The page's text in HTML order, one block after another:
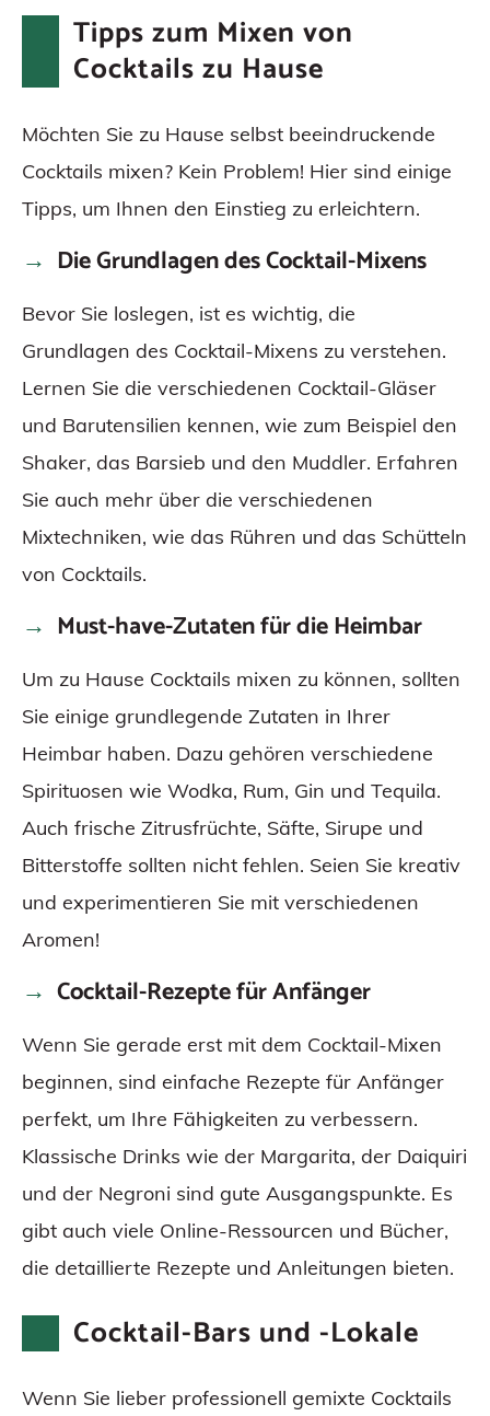
Tipps zum Mixen von
Cocktails zu Hause
Möchten Sie zu Hause selbst beeindruckende
Cocktails mixen? Kein Problem! Hier sind einige
Tipps, um Ihnen den Einstieg zu erleichtern.
Die Grundlagen des Cocktail-Mixens
Bevor Sie loslegen, ist es wichtig, die
Grundlagen des Cocktail-Mixens zu verstehen.
Lernen Sie die verschiedenen Cocktail-Gläser
und Barutensilien kennen, wie zum Beispiel den
Shaker, das Barsieb und den Muddler. Erfahren
Sie auch mehr über die verschiedenen
Mixtechniken, wie das Rühren und das Schütteln
von Cocktails.
Must-have-Zutaten für die Heimbar
Um zu Hause Cocktails mixen zu können, sollten
Sie einige grundlegende Zutaten in Ihrer
Heimbar haben. Dazu gehören verschiedene
Spirituosen wie Wodka, Rum, Gin und Tequila.
Auch frische Zitrusfrüchte, Säfte, Sirupe und
Bitterstoffe sollten nicht fehlen. Seien Sie kreativ
und experimentieren Sie mit verschiedenen
Aromen!
Cocktail-Rezepte für Anfänger
Wenn Sie gerade erst mit dem Cocktail-Mixen
beginnen, sind einfache Rezepte für Anfänger
perfekt, um Ihre Fähigkeiten zu verbessern.
Klassische Drinks wie der Margarita, der Daiquiri
und der Negroni sind gute Ausgangspunkte. Es
gibt auch viele Online-Ressourcen und Bücher,
die detaillierte Rezepte und Anleitungen bieten.
Cocktail-Bars und -Lokale
Wenn Sie lieber professionell gemixte Cocktails